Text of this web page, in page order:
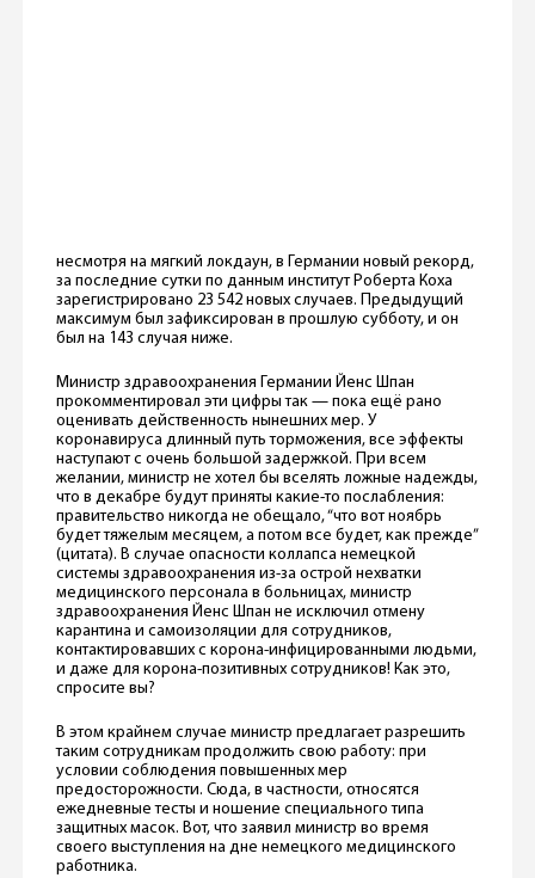
несмотря на мягкий локдаун, в Германии новый рекорд,
за последние сутки по данным институт Роберта Коха
зарегистрировано 23 542 новых случаев. Предыдущий
максимум был зафиксирован в прошлую субботу, и он
был на 143 случая ниже.
Министр здравоохранения Германии Йенс Шпан
прокомментировал эти цифры так — пока ещё рано
оценивать действенность нынешних мер. У
коронавируса длинный путь торможения, все эффекты
наступают с очень большой задержкой. При всем
желании, министр не хотел бы вселять ложные надежды,
что в декабре будут приняты какие-то послабления:
правительство никогда не обещало, “что вот ноябрь
будет тяжелым месяцем, а потом все будет, как прежде”
(цитата). В случае опасности коллапса немецкой
системы здравоохранения из-за острой нехватки
медицинского персонала в больницах, министр
здравоохранения Йенс Шпан не исключил отмену
карантина и самоизоляции для сотрудников,
контактировавших с корона-инфицированными людьми,
и даже для корона-позитивных сотрудников! Как это,
спросите вы?
В этом крайнем случае министр предлагает разрешить
таким сотрудникам продолжить свою работу: при
условии соблюдения повышенных мер
предосторожности. Сюда, в частности, относятся
ежедневные тесты и ношение специального типа
защитных масок. Вот, что заявил министр во время
своего выступления на дне немецкого медицинского
работника.